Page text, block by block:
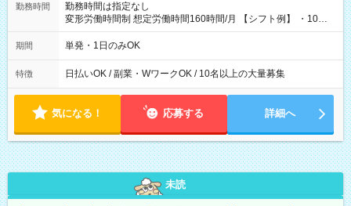
勤務時間
勤務時間は指定なし
変形労働時間制 想定労働時間160時間/月 【シフト例】 ・10：
00～20：00
期間 単発・1日のみOK
特徴 日払いOK / 副業・WワークOK / 10名以上の大量募集
気になる！ 応募する 詳細へ
未読